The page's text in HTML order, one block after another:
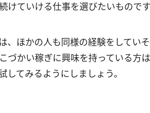
けていける仕事を選びたいものです
、ほかの人も同様の経験をしてい
づかい稼ぎに興味を持っている方
してみるようにしましょう。